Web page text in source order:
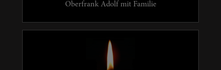
Oberfrank Adolf mit Familie